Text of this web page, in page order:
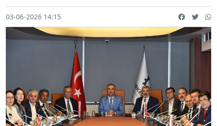
03-06-2026 14:15